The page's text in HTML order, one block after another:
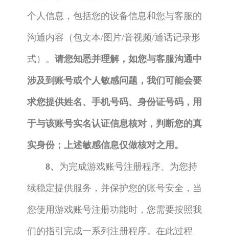
个人信息，包括您的设备信息和您与客服的
沟通内容（包文本/图片/音视频/通话记录形
式）。 请您知悉并理解，如您与客服沟通中
涉及到账号或个人敏感问题，我们可能会要
求您提供姓名、手机号码、身份证号码，用
于与该账号实名认证信息核对，判断您的真
实身份；上述敏感信息仅做核对之用。
8、 为完成游戏账号注册程序、为您持
续稳定提供服务，并保护您的账号安全，当
您使用游戏账号注册功能时，您需要按照我
们的指引完成一系列注册程序。在此过程